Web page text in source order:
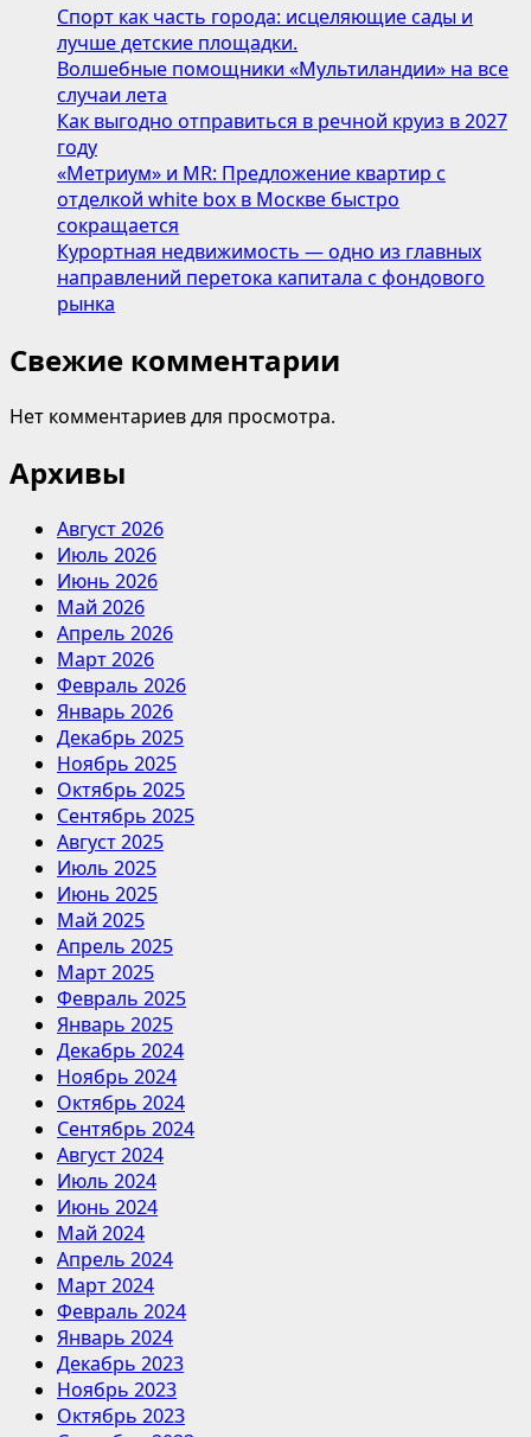
Спорт как часть города: исцеляющие сады и
лучше детские площадки.
Волшебные помощники «Мультиландии» на все
случаи лета
Как выгодно отправиться в речной круиз в 2027
году
«Метриум» и MR: Предложение квартир с
отделкой white box в Москве быстро
сокращается
Курортная недвижимость — одно из главных
направлений перетока капитала с фондового
рынка
Свежие комментарии
Нет комментариев для просмотра.
Архивы
Август 2026
Июль 2026
Июнь 2026
Май 2026
Апрель 2026
Март 2026
Февраль 2026
Январь 2026
Декабрь 2025
Ноябрь 2025
Октябрь 2025
Сентябрь 2025
Август 2025
Июль 2025
Июнь 2025
Май 2025
Апрель 2025
Март 2025
Февраль 2025
Январь 2025
Декабрь 2024
Ноябрь 2024
Октябрь 2024
Сентябрь 2024
Август 2024
Июль 2024
Июнь 2024
Май 2024
Апрель 2024
Март 2024
Февраль 2024
Январь 2024
Декабрь 2023
Ноябрь 2023
Октябрь 2023